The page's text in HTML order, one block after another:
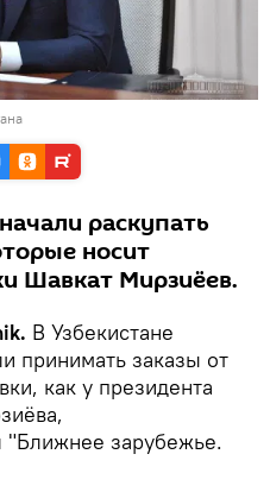
раскупать
носит
Шавкат Мирзиёев.
В Узбекистане
принимать заказы от
как у президента
"Ближнее зарубежье.